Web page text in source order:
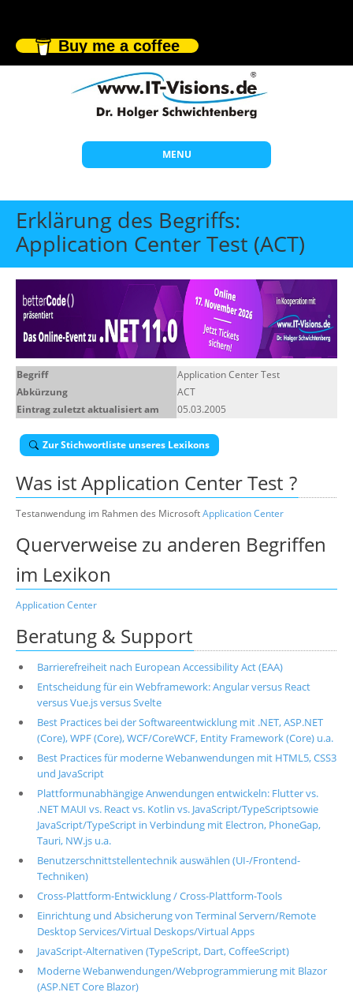
Buy me a coffee
MENU
Start
Themen
Individuelle Schulungen
Offene Seminare
Wissen
Erklärung des Begriffs:
Application Center Test (ACT)
Begriff
Application Center Test
Abkürzung
ACT
Eintrag zuletzt aktualisiert am
05.03.2005
Zur Stichwortliste unseres Lexikons
Was istApplication Center Test ?
Testanwendung im Rahmen des MicrosoftApplication Center
Querverweise zu anderen Begriffen
im Lexikon
Application Center
Beratung & Support
Barrierefreiheit nach European Accessibility Act (EAA)
Entscheidung für ein Webframework: Angular versus React
versus Vue.js versus Svelte
Best Practices bei der Softwareentwicklung mit .NET, ASP.NET
(Core), WPF (Core), WCF/CoreWCF, Entity Framework (Core) u.a.
Best Practices für moderne Webanwendungen mit HTML5, CSS3
und JavaScript
Plattformunabhängige Anwendungen entwickeln: Flutter vs.
.NET MAUI vs. React vs. Kotlin vs. JavaScript/TypeScriptsowie
JavaScript/TypeScript in Verbindung mit Electron, PhoneGap,
Tauri, NW.js u.a.
Benutzerschnittstellentechnik auswählen (UI-/Frontend-
Techniken)
Cross-Plattform-Entwicklung / Cross-Plattform-Tools
Einrichtung und Absicherung von Terminal Servern/Remote
Desktop Services/Virtual Deskops/Virtual Apps
JavaScript-Alternativen (TypeScript, Dart, CoffeeScript)
Moderne Webanwendungen/Webprogrammierung mit Blazor
(ASP.NET Core Blazor)